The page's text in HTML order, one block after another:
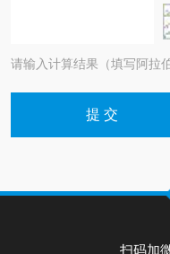
请输入计算结果（填写阿拉
扫码加